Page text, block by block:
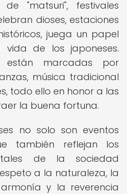
"matsuri", festivales
dioses, estaciones
juega un papel
de los japoneses.
están marcadas por
música tradicional
todo ello en honor a las
la buena fortuna.
no solo son eventos
también reflejan los
de la sociedad
a la naturaleza, la
y la reverencia